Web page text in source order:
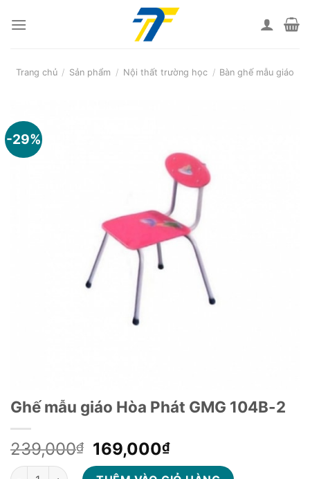
Trang chủ / Sản phẩm / Nội thất trường học / Bàn ghế mẫu giáo
-29%
Ghế mẫu giáo Hòa Phát GMG 104B-2
239,000₫
Giá
gốc
169,000₫Giá
hiện
Ghế mẫu giáo Hòa Phát GMG 104B-2 số lượng